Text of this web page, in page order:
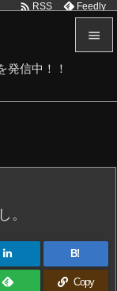
発信中！！

前へ
 RSS Feedly
。
B!
Copy